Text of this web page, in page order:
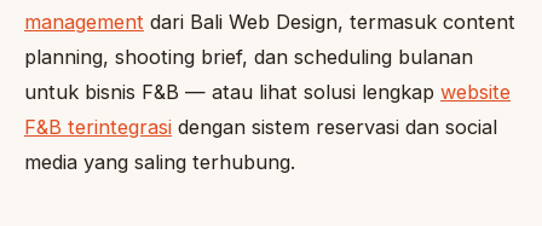
management dari Bali Web Design, termasuk content
planning, shooting brief, dan scheduling bulanan
untuk bisnis F&B — atau lihat solusi lengkap website
F&B terintegrasi dengan sistem reservasi dan social
media yang saling terhubung.